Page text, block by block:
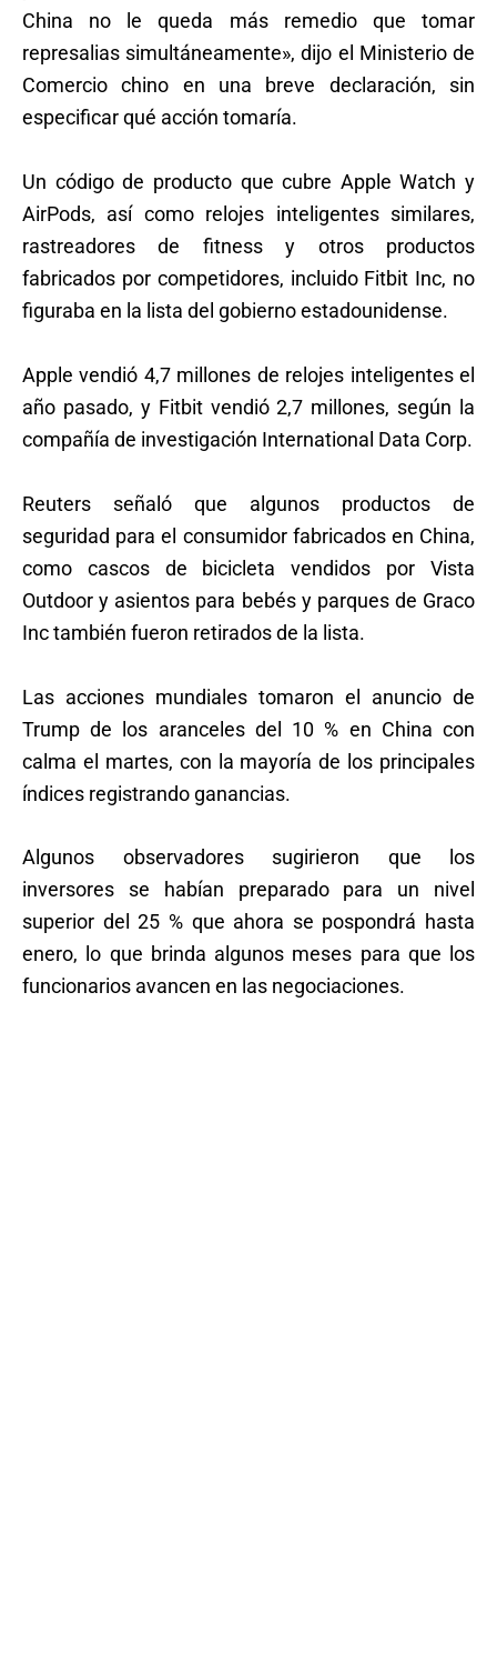
China no le queda más remedio que tomar
represalias simultáneamente», dijo el Ministerio de
Comercio chino en una breve declaración, sin
especificar qué acción tomaría.
Un código de producto que cubre Apple Watch y
AirPods, así como relojes inteligentes similares,
rastreadores de fitness y otros productos
fabricados por competidores, incluido Fitbit Inc, no
figuraba en la lista del gobierno estadounidense.
Apple vendió 4,7 millones de relojes inteligentes el
año pasado, y Fitbit vendió 2,7 millones, según la
compañía de investigación International Data Corp.
Reuters señaló que algunos productos de
seguridad para el consumidor fabricados en China,
como cascos de bicicleta vendidos por Vista
Outdoor y asientos para bebés y parques de Graco
Inc también fueron retirados de la lista.
Las acciones mundiales tomaron el anuncio de
Trump de los aranceles del 10 % en China con
calma el martes, con la mayoría de los principales
índices registrando ganancias.
Algunos observadores sugirieron que los
inversores se habían preparado para un nivel
superior del 25 % que ahora se pospondrá hasta
enero, lo que brinda algunos meses para que los
funcionarios avancen en las negociaciones.